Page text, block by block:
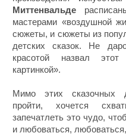
Миттенвальде
мастерами «воздушной
сюжеты, и сюжеты из
детских сказок. Не
красотой назвал
картинкой».
Мимо этих сказочных
пройти, хочется
запечатлеть это чудо,
и любоваться,